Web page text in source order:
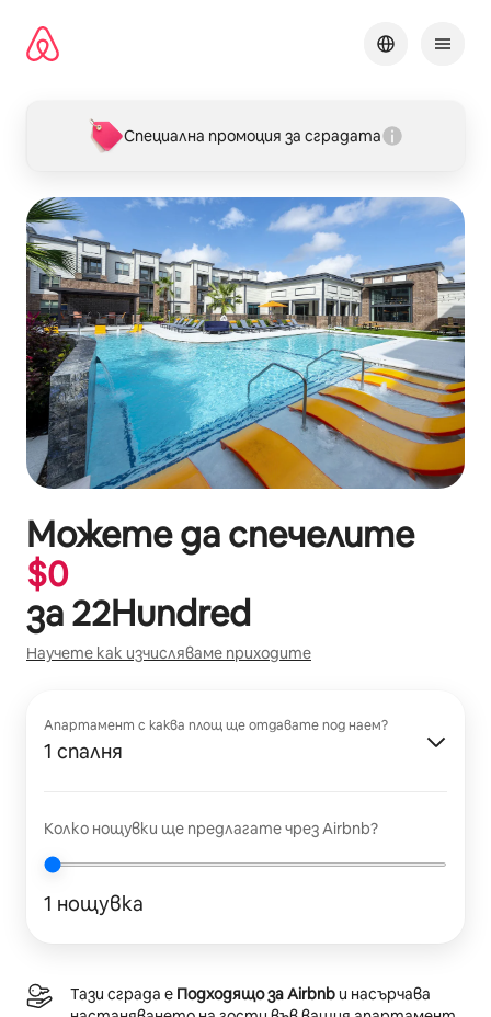
съдържанието
Специална промоция за сградата
Можете да спечелите
$0
за22Hundred
Научете как изчисляваме приходите
Апартамент с каква площ ще отдавате под наем?
1 спалня
Колко нощувки ще предлагате чрез Airbnb?
1 нощувка
Тази сграда е Подходящо за Airbnbи насърчава